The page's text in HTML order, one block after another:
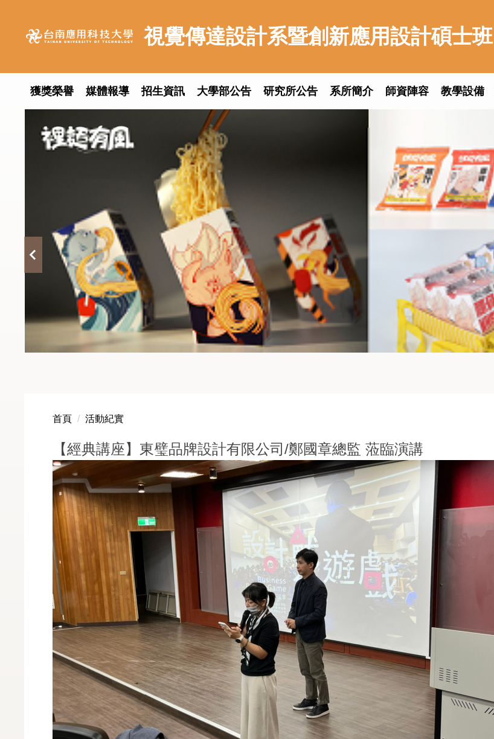
視覺傳達設計系暨創新應用設計碩士班
獲獎榮譽 媒體報導 招生資訊 大學部公告 研究所公告 系所簡介 師資陣容 教學設備
首頁 活動紀實
【經典講座】東璧品牌設計有限公司/鄭國章總監 蒞臨演講